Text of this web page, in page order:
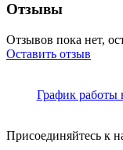
Отзывы
Отзывов пока нет,
Оставить отзыв
График работы
Присоединяйтесь к